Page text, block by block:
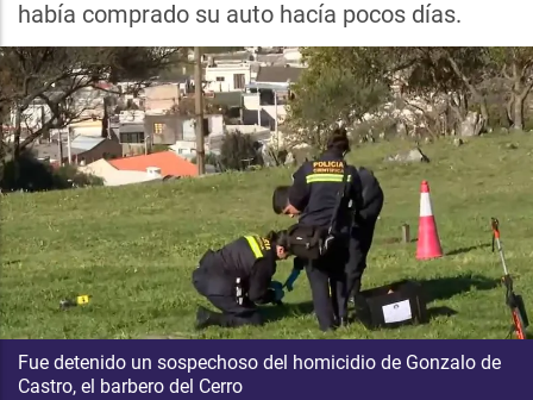
había comprado su auto hacía pocos días.
Fue detenido un sospechoso del homicidio de Gonzalo de
Castro, el barbero del Cerro